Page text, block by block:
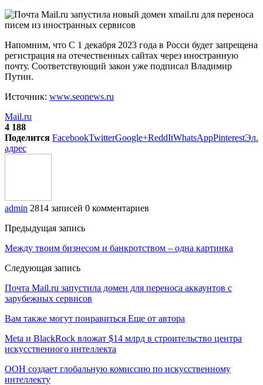
Напомним, что С 1 декабря 2023 года в Росси будет запрещена
регистрация на отечественных сайтах через иностранную
почту. Соответствующий закон уже подписал Владимир
Путин.
Источник: www.seonews.ru
Mail.ru
4 188
Поделится FacebookTwitterGoogle+ReddItWhatsAppPinterestЭл.
адрес
admin 2814 записей 0 комментариев
Предыдущая запись
Между твоим бизнесом и банкротством – одна картинка
Следующая запись
Почта Mail.ru запустила домен для переноса аккаунтов с
зарубежных сервисов
Вам также могут понравиться Еще от автора
Meta и BlackRock вложат $14 млрд в строительство центра
искусственного интеллекта
ООН создает глобальную комиссию по искусственному
интеллекту